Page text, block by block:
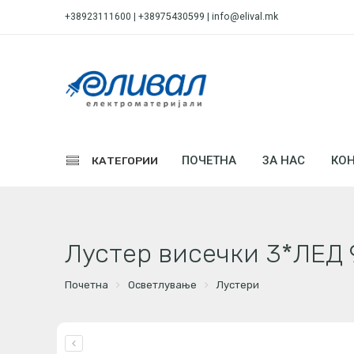
+38923111600 | +38975430599 | info@elival.mk
КАТЕГОРИИ ПОЧЕТНА ЗА НАС
Лустер висечки 3*ЛЕД
Почетна Осветлување Лустери